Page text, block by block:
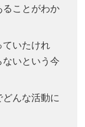
ることがわか
ていたけれ
いという今
んな活動に